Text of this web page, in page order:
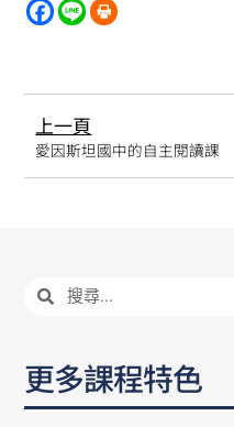
上一頁
愛因斯坦國中的自主閱讀課
更多課程特色